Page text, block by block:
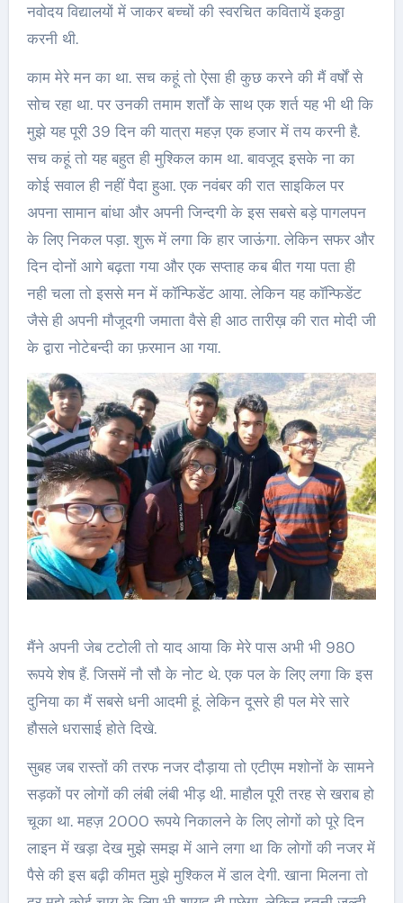
नवोदय विद्यालयों में जाकर बच्चों की स्वरचित कवितायें इकठ्ठा
करनी थी.
काम मेरे मन का था. सच कहूं तो ऐसा ही कुछ करने की मैं वर्षों से
सोच रहा था. पर उनकी तमाम शर्तों के साथ एक शर्त यह भी थी कि
मुझे यह पूरी 39 दिन की यात्रा महज़ एक हजार में तय करनी है.
सच कहूं तो यह बहुत ही मुश्किल काम था. बावजूद इसके ना का
कोई सवाल ही नहीं पैदा हुआ. एक नवंबर की रात साइकिल पर
अपना सामान बांधा और अपनी जिन्दगी के इस सबसे बड़े पागलपन
के लिए निकल पड़ा. शुरू में लगा कि हार जाऊंगा. लेकिन सफर और
दिन दोनों आगे बढ़ता गया और एक सप्ताह कब बीत गया पता ही
नही चला तो इससे मन में कॉन्फिडेंट आया. लेकिन यह कॉन्फिडेंट
जैसे ही अपनी मौजूदगी जमाता वैसे ही आठ तारीख़ की रात मोदी जी
के द्वारा नोटेबन्दी का फ़रमान आ गया.
मैंने अपनी जेब टटोली तो याद आया कि मेरे पास अभी भी 980
रूपये शेष हैं. जिसमें नौ सौ के नोट थे. एक पल के लिए लगा कि इस
दुनिया का मैं सबसे धनी आदमी हूं. लेकिन दूसरे ही पल मेरे सारे
हौसले धरासाई होते दिखे.
सुबह जब रास्तों की तरफ नजर दौड़ाया तो एटीएम मशोनों के सामने
सड़कों पर लोगों की लंबी लंबी भीड़ थी. माहौल पूरी तरह से खराब हो
चूका था. महज़ 2000 रूपये निकालने के लिए लोगों को पूरे दिन
लाइन में खड़ा देख मुझे समझ में आने लगा था कि लोगों की नजर में
पैसे की इस बढ़ी कीमत मुझे मुश्किल में डाल देगी. खाना मिलना तो